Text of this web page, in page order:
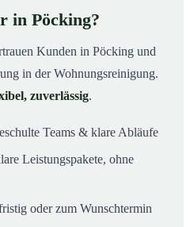
in Pöcking?
Kunden in Pöcking und
in der Wohnungsreinigung.
zuverlässig.
Teams & klare Abläufe
Leistungspakete, ohne
oder zum Wunschtermin